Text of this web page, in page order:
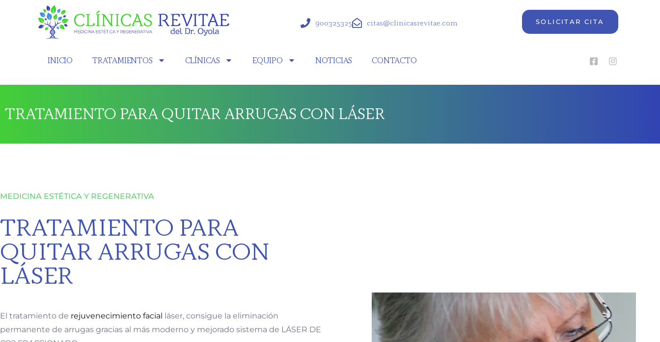
900325325 citas@clinicasrevitae.com SOLICITAR CITA
INICIO TRATAMIENTOS CLÍNICAS EQUIPO NOTICIAS CONTACTO
TRATAMIENTO PARA QUITAR ARRUGAS CON LÁSER
MEDICINA ESTÉTICA Y REGENERATIVA
TRATAMIENTO PARA
QUITAR ARRUGAS CON
LÁSER
El tratamiento de rejuvenecimiento facial láser, consigue la eliminación
permanente de arrugas gracias al más moderno y mejorado sistema de LÁSER DE